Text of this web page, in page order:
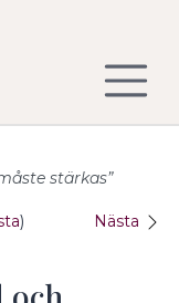
stärkas”
) Nästa